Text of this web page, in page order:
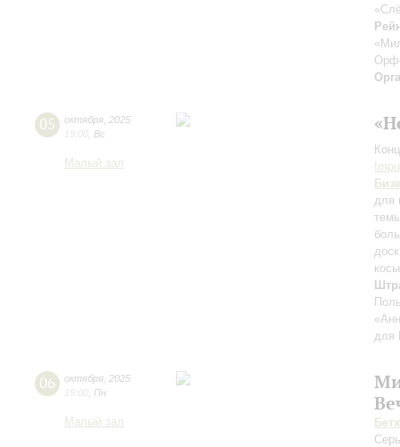
05 октября 2025
19:00 Вс
Малый зал
Бизе
для
для
06 октября 2025
19:00 Пн
Малый зал